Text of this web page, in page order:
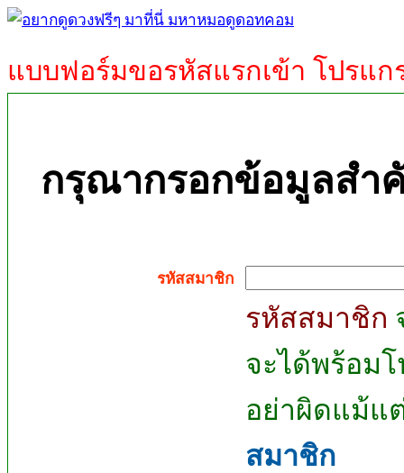
แบบฟอร์มขอรหัสแรกเข้า โปรแก
กรุณากรอกข้อมูลสำ
รหัสสมาชิก
รหัสสมาชิก
จะได้พร้อม
อย่าผิดแม้แ
สมาชิก